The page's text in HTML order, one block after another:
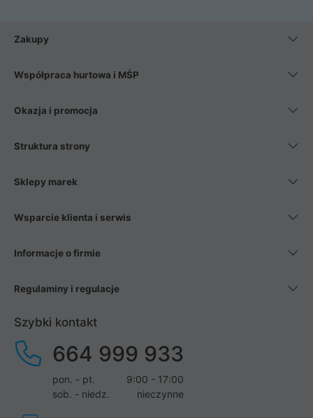
Zakupy
Współpraca hurtowa i MŚP
Okazja i promocja
Struktura strony
Sklepy marek
Wsparcie klienta i serwis
Informacje o firmie
Regulaminy i regulacje
Szybki kontakt
664 999 933
pon. - pt.
9:00 - 17:00
sob. - niedz.
nieczynne